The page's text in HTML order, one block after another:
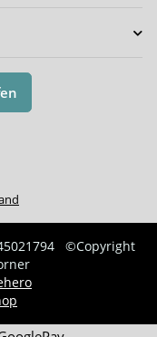
©Copyright